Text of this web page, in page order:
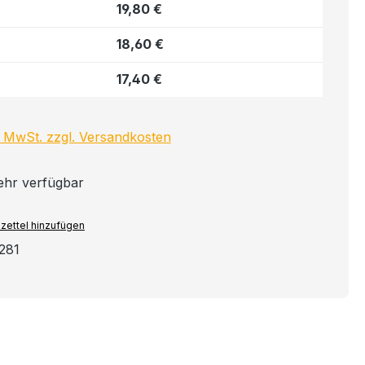
19,80 €
18,60 €
17,40 €
MwSt. zzgl. Versandkosten
verfügbar
hinzufügen